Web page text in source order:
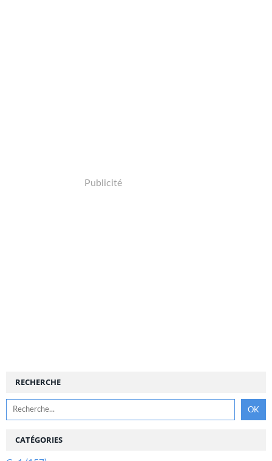
Publicité
RECHERCHE
CATÉGORIES